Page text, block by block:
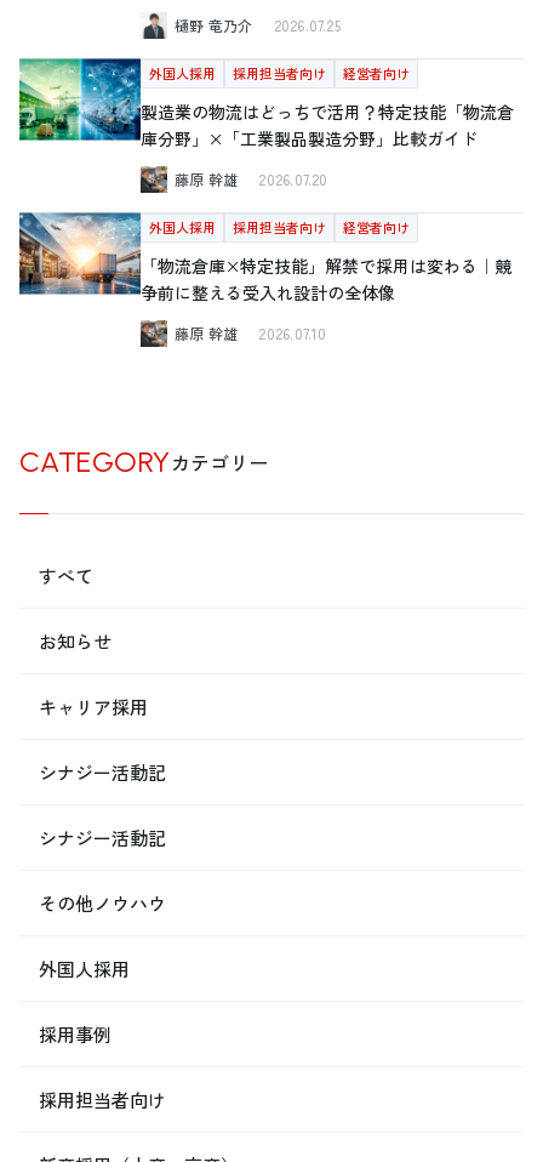
樋野 竜乃介 2026.07.25
外国人採用 採用担当者向け 経営者向け
製造業の物流はどっちで活用？特定技能「物流倉
庫分野」×「工業製品製造分野」比較ガイド
藤原 幹雄 2026.07.20
外国人採用 採用担当者向け 経営者向け
「物流倉庫×特定技能」解禁で採用は変わる｜競
争前に整える受入れ設計の全体像
藤原 幹雄 2026.07.10
CATEGORYカテゴリー
すべて
お知らせ
キャリア採用
シナジー活動記
シナジー活動記
その他ノウハウ
外国人採用
採用事例
採用担当者向け